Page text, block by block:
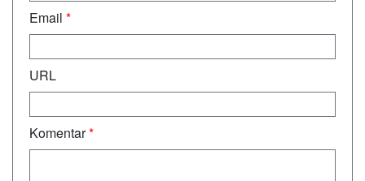
Email *
URL
Komentar*